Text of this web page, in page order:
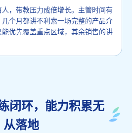
，带教压力成倍增长。主管时间有
个月都讲不利索一场完整的产品介
优先覆盖重点区域，其余销售的讲
闭环，能力积累无
从落地